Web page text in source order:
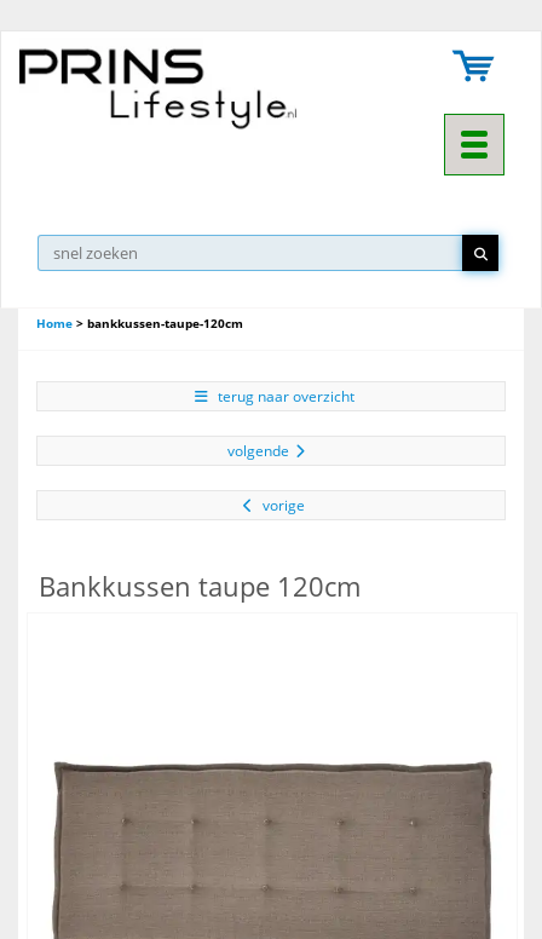
Toggle
Home > bankkussen-taupe-120cm
terug naar overzicht
volgende
vorige
Bankkussen taupe 120cm